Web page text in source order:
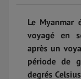
Le
voyagé en
après un
période de
degrés